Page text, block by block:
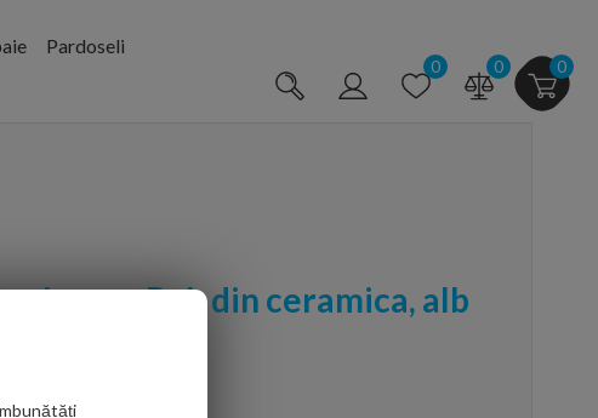
Pardoseli
0 0 0
lavoar Rak din ceramica, alb